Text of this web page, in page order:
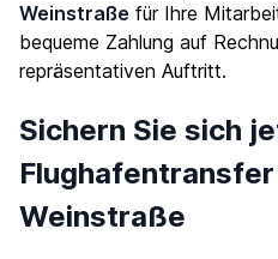
Weinstraße für Ihre
bequeme Zahlung auf
repräsentativen Auftritt.
Sichern Sie sich
Weinstraße